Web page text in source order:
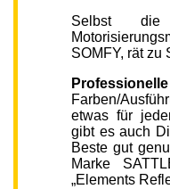
Selbst die
SOMFY, rät zu
Farben/
etwas für
gibt es auch
Beste gut
Marke
„Elements